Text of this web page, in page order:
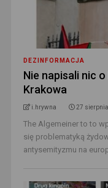
DEZINFORMACJA
Nie napisali nic
Krakowa
i.hrywna 27
The Algemeiner to to
się problematyką
antysemityzmu na